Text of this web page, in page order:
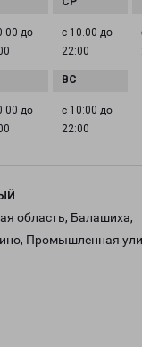
до
с 10:00 до
22:00
до
с 10:00 до
22:00
область, Балашиха,
Промышленная